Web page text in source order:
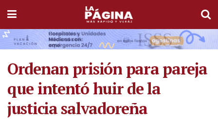
Ordenan prisión para pareja
que intentó huir de la
justicia salvadoreña